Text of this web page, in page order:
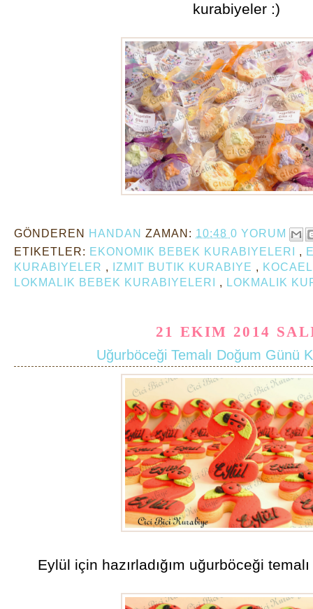
kurabiyeler :)
GÖNDEREN HANDAN ZAMAN: 10:48 0 YORUM
ETIKETLER: EKONOMIK BEBEK KURABIYELERI ,
KURABIYELER , IZMIT BUTIK KURABIYE ,
LOKMALIK BEBEK KURABIYELERI , LOKMALIK
21 EKIM 2014
Uğurböceği Temalı Doğum Günü
Eylül için hazırladığım uğurböceği